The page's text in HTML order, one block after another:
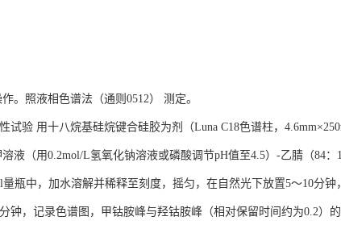
。照液相色谱法（通则0512） 测定。
试验 用十八烷基硅烷键合硅胶为剂（Luna C18色谱柱，
液（用0.2mol/L氢氧化钠溶液或磷酸调节pH值至4.5）-乙腈（84
量瓶中，加水溶解并稀释至刻度，摇匀，在自然光下放置5～10分
钟，记录色谱图，甲钴胺峰与羟钴胺峰（相对保留时间约为0.2）